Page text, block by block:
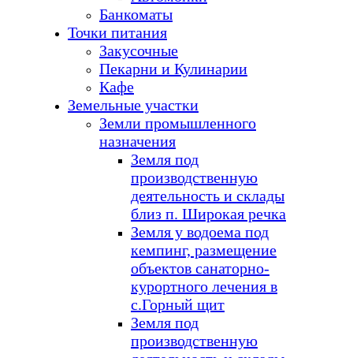
Банкоматы
Точки питания
Закусочные
Пекарни и Кулинарии
Кафе
Земельные участки
Земли промышленного
назначения
Земля под
производственную
деятельность и склады
близ п. Широкая речка
Земля у водоема под
кемпинг, размещение
объектов санаторно-
курортного лечения в
с.Горный щит
Земля под
производственную